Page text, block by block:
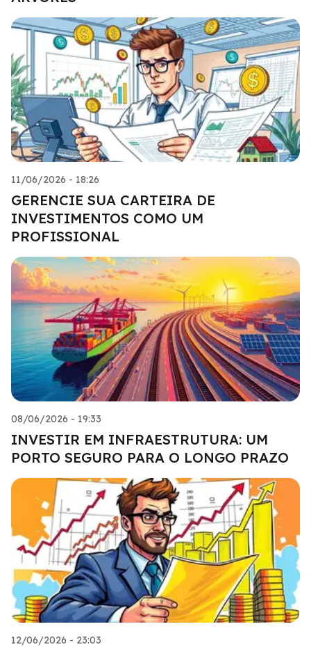
11/06/2026 - 18:26
GERENCIE SUA CARTEIRA DE
INVESTIMENTOS COMO UM
PROFISSIONAL
08/06/2026 - 19:33
INVESTIR EM INFRAESTRUTURA: UM
PORTO SEGURO PARA O LONGO PRAZO
12/06/2026 - 23:03